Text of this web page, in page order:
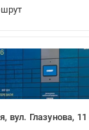
вул. Глазунова,